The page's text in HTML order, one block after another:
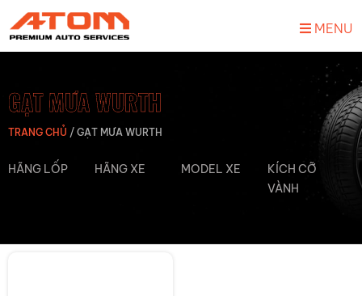
MENU
GẠT MƯA WURTH
TRANG CHỦ / GẠT MƯA WURTH
HÃNG LỐP HÃNG XE MODEL XE
KÍCH CỠ
VÀNH